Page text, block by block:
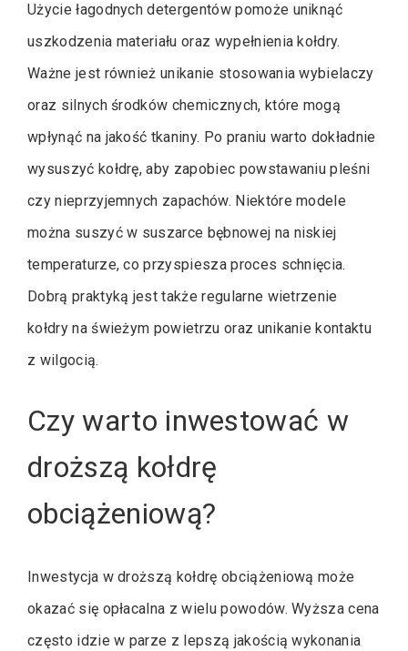
Użycie łagodnych detergentów pomoże uniknąć
uszkodzenia materiału oraz wypełnienia kołdry.
Ważne jest również unikanie stosowania wybielaczy
oraz silnych środków chemicznych, które mogą
wpłynąć na jakość tkaniny. Po praniu warto dokładnie
wysuszyć kołdrę, aby zapobiec powstawaniu pleśni
czy nieprzyjemnych zapachów. Niektóre modele
można suszyć w suszarce bębnowej na niskiej
temperaturze, co przyspiesza proces schnięcia.
Dobrą praktyką jest także regularne wietrzenie
kołdry na świeżym powietrzu oraz unikanie kontaktu
z wilgocią.
Czy warto inwestować w
droższą kołdrę
obciążeniową?
Inwestycja w droższą kołdrę obciążeniową może
okazać się opłacalna z wielu powodów. Wyższa cena
często idzie w parze z lepszą jakością wykonania